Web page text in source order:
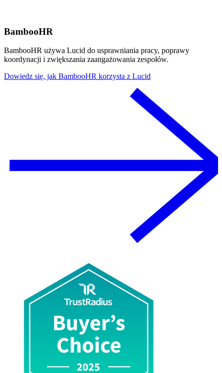
BambooHR
BambooHR używa Lucid do usprawniania pracy, poprawy
koordynacji i zwiększania zaangażowania zespołów.
Dowiedz się, jak BambooHR korzysta z Lucid